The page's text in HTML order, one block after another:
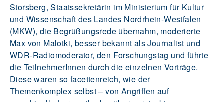
Storsberg, Staatssekretärin im Ministerium für Kultur
und Wissenschaft des Landes Nordrhein-Westfalen
(MKW), die Begrüßungsrede übernahm, moderierte
Max von Malotki, besser bekannt als Journalist und
WDR-Radiomoderator, den Forschungstag und führte
die TeilnehmerInnen durch die einzelnen Vorträge.
Diese waren so facettenreich, wie der
Themenkomplex selbst – von Angriffen auf